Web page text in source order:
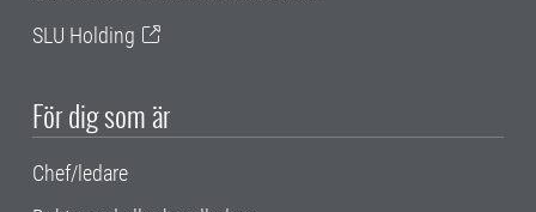
SLU Holding
För dig som är
Chef/ledare